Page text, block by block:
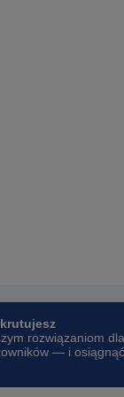
rozwiązaniom dla
— i osiągnąć